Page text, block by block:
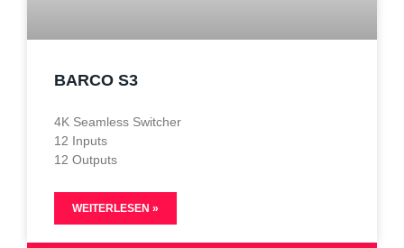
BARCO S3
4K Seamless Switcher
12 Inputs
12 Outputs
WEITERLESEN »